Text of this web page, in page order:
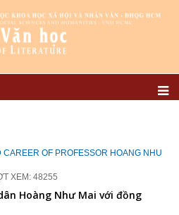
OF PROFESSOR HOANG NHU
XEM: 48255
Hoàng Như Mai với đồng